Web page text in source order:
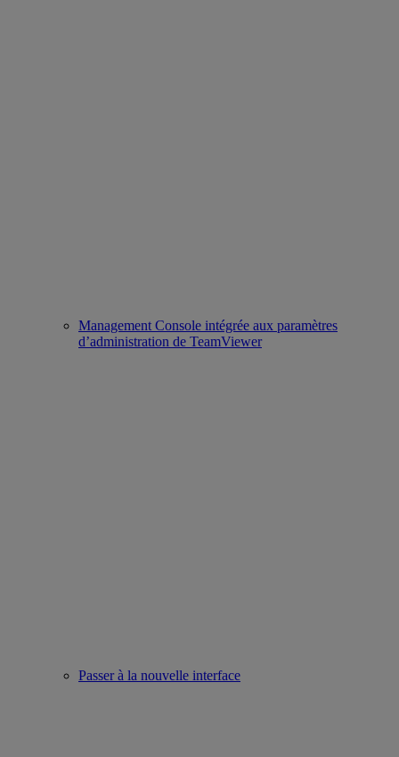
Management Console intégrée aux paramètres
d’administration de TeamViewer
Passer à la nouvelle interface